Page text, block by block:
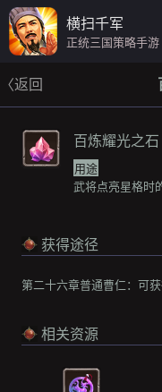
横扫千军
正统三国策略手游
〈返回
百炼耀光之石
用途
武将点亮星格时
获得途径
第二十六章普通曹仁： 可
相关资源